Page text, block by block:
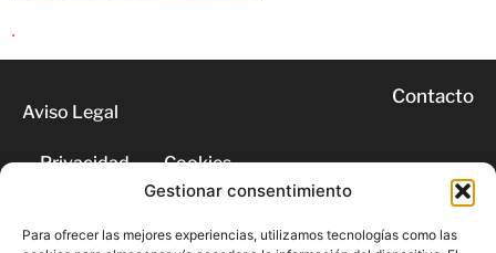
Gestionar consentimiento
Para ofrecer las mejores experiencias, utilizamos tecnologías como las
.
Aviso Legal
Privacidad Cookies
Contacto
© 2026 | Todos los derechos